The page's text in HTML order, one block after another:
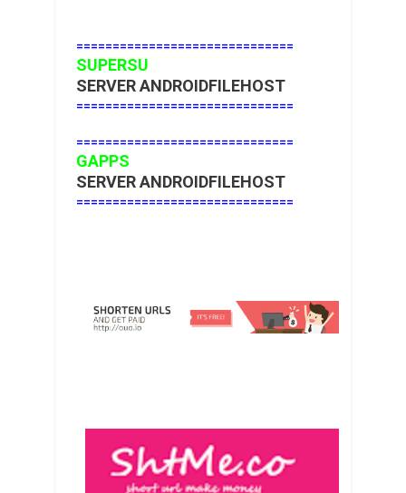
==============================
SUPERSU
SERVER ANDROIDFILEHOST
==============================
==============================
GAPPS
SERVER ANDROIDFILEHOST
==============================